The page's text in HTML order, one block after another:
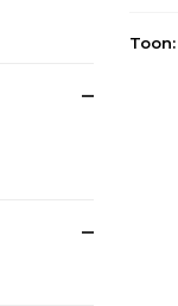
Toon: